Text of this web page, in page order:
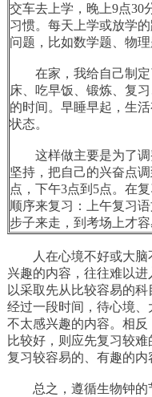
交车去上学，晚上9点30
习惯。每天上学或放学
问题，比如数学题、物
在家，我给自己制定
床、吃早饭、锻炼、复
的时间。早睡早起，生
状态。
这样做主要是为了调
坚持，把自己的兴奋点
点，下午3点到5点。在
顺序来复习：上午复习
步子来走，到考场上才容
人在心境不好或大脑
兴趣的内容，往往难以进
以采取先从比较容易的
经过一段时间，待心境、
不太感兴趣的内容。相
比较好，则应先复习较
复习较容易的、有趣的内
总之，遵循生物钟的